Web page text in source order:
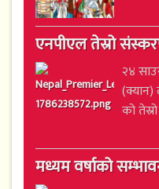
एनपीएल तेस्रो
२४
(क्यान)
को
मध्यम वर्षाको